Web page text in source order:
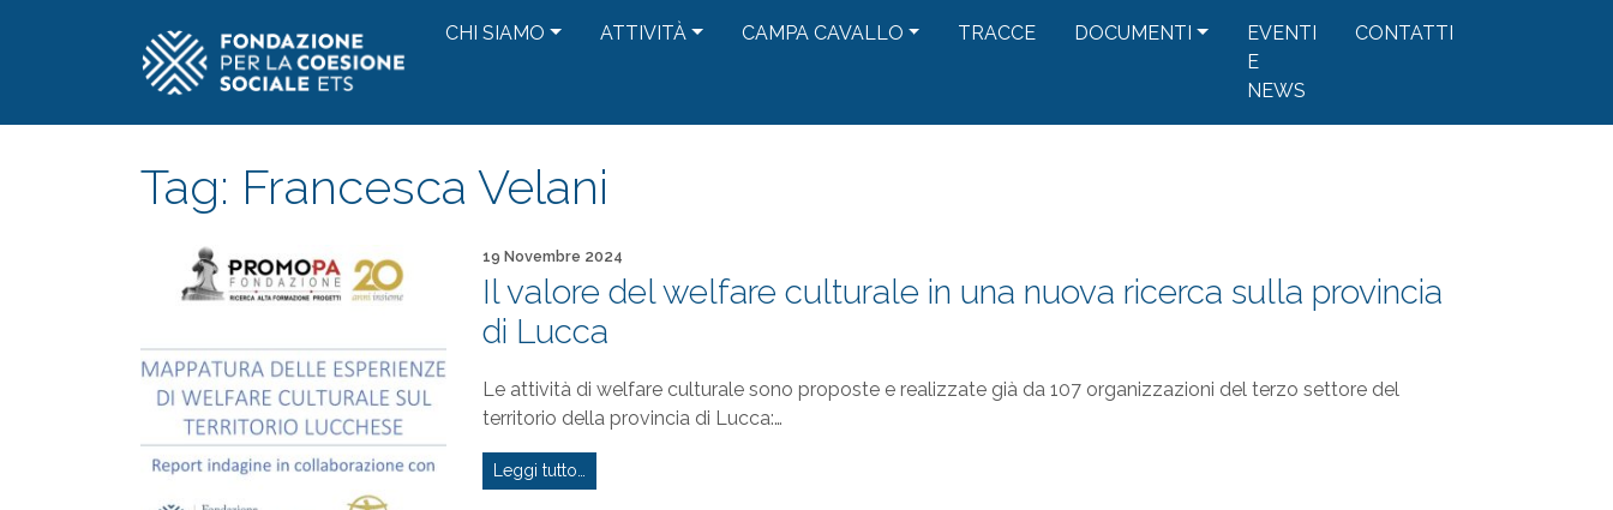
CHI SIAMO
ATTIVITÀ CAMPA CAVALLO TRACCE DOCUMENTI
EVENTI
E
NEWS
CONTATTI
Tag: Francesca Velani
Pubblicato il
19 Novembre 2024
Il valore del welfare culturale in una nuova ricerca sulla provincia
di Lucca
Le attività di welfare culturale sono proposte e realizzate già da 107 organizzazioni del terzo settore del
territorio della provincia di Lucca:…
Leggi tutto…